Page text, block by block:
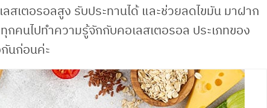
สเตอรอลสูง รับประทานได้ และช่วยลดไขมัน มาฝาก
กคนไปทำความรู้จักกับคอเลสเตอรอล ประเภทของ
นก่อนค่ะ